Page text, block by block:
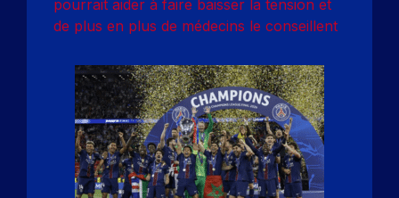
pourrait aider à faire baisser la tension et
de plus en plus de médecins le conseillent